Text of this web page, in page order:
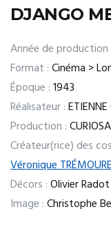
DJANGO
Année de production
Format :Cinéma >
Époque :1943
Réalisateur :
Production :
Créateur(rice) des
Véronique
Décors :Olivier Radot
Image :Christophe